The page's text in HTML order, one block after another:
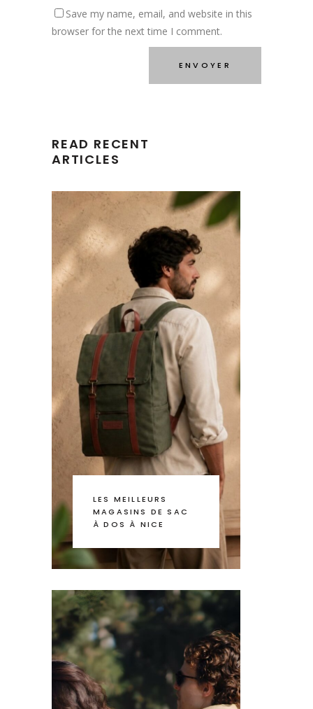
Save my name, email, and website in this
browser for the next time I comment.
READ RECENT
ARTICLES
LES MEILLEURS
MAGASINS DE SAC
À DOS À NICE